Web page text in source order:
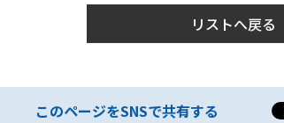
リストへ戻る
このページをSNSで共有する